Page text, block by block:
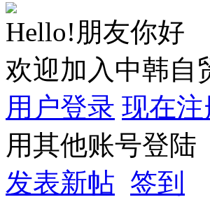
Hello!朋友你好
欢迎加入中韩自
用户登录 现在注
用其他账号登陆
发表新帖 签到